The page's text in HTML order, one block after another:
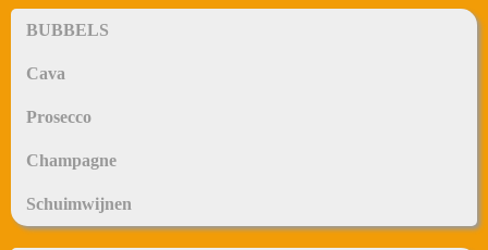
BUBBELS
Cava
Prosecco
Champagne
Schuimwijnen